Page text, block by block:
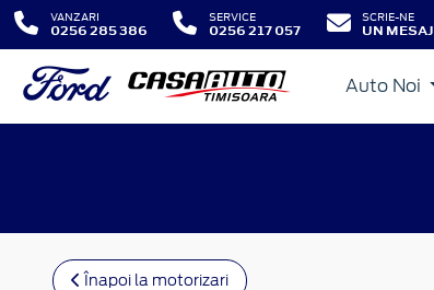
VANZARI
0256 285 386
SERVICE
0256 217 057
SCRIE-NE
UN MESAJ
Auto Noi
Înapoi la motorizari